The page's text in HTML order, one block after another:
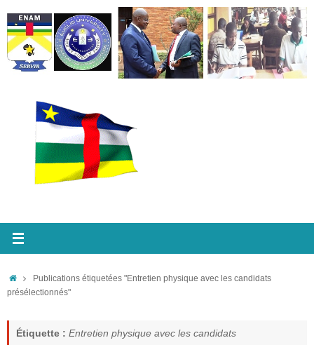
au
contenu
AccueilPublications étiquetées "Entretien physique avec les candidats
présélectionnés"
Étiquette : Entretien physique avec les candidats